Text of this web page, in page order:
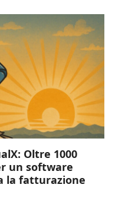
Oltre 1000
un software
la fatturazione